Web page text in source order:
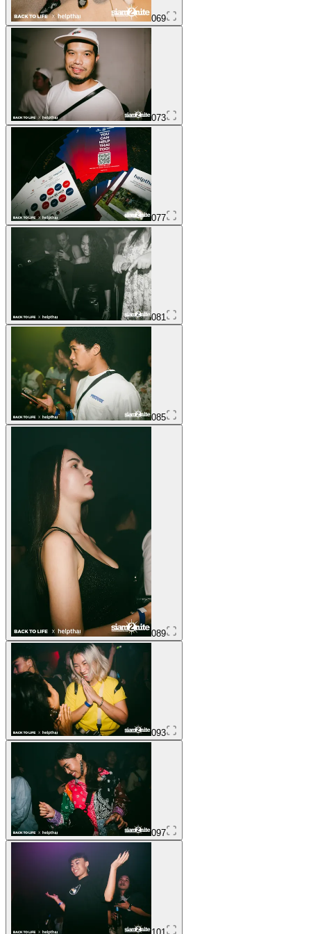
069
073
077
081
085
089
093
097